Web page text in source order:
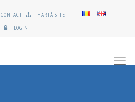
CONTACT
HARTĂ SITE
LOGIN